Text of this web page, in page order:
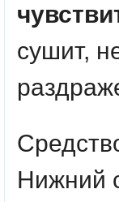
сушит,
Нижний